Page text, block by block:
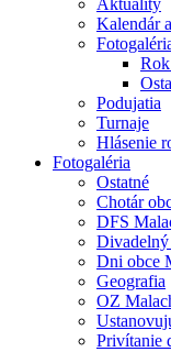
Aktuality
Kalendár
Podujatia
Turnaje
Hlásenie
Fotogaléria
Ostatné
Chotár
DFS
Divadelný
Dni obce
Geografia
OZ
Privítanie